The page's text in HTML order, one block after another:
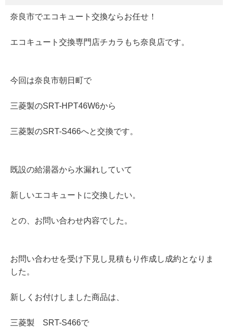
奈良市でエコキュート交換ならお任せ！
エコキュート交換専門店チカラもち奈良店です。
今回は奈良市朝日町で
三菱製のSRT-HPT46W6から
三菱製のSRT-S466へと交換です。
既設の給湯器から水漏れしていて
新しいエコキュートに交換したい。
との、お問い合わせ内容でした。
お問い合わせを受け下見し見積もり作成し成約となりま
した。
新しくお付けしました商品は、
三菱製 SRT-S466で